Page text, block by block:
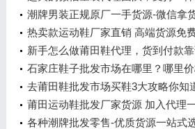
潮牌男装正规原厂一手货源-微信拿
热卖款运动鞋厂家直销 高端货源免
新手怎么做莆田鞋代理，货到付款
石家庄鞋子批发市场在哪里？哪里
去莆田鞋批发市场买鞋3大攻略你知
莆田运动鞋批发厂家货源 加入代理
各种潮牌批发零售-优质货源一站式